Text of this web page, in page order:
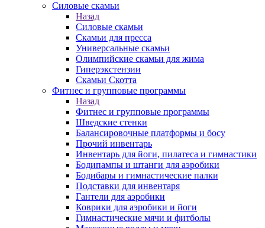
Силовые скамьи
Назад
Силовые скамьи
Скамьи для пресса
Универсальные скамьи
Олимпийские скамьи для жима
Гиперэкстензии
Скамьи Скотта
Фитнес и групповые программы
Назад
Фитнес и групповые программы
Шведские стенки
Балансировочные платформы и босу
Прочий инвентарь
Инвентарь для йоги, пилатеса и гимнастики
Бодипампы и штанги для аэробики
Бодибары и гимнастические палки
Подставки для инвентаря
Гантели для аэробики
Коврики для аэробики и йоги
Гимнастические мячи и фитболы